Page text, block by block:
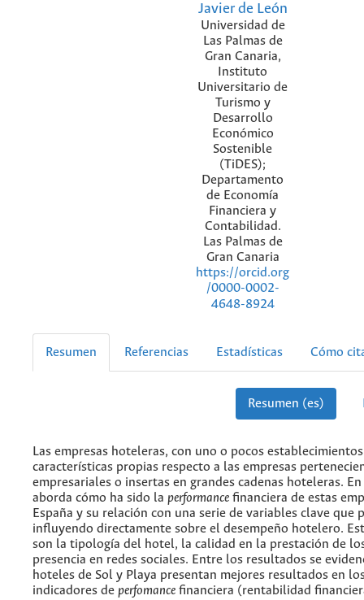
Javier de León
Universidad de
Las Palmas de
Gran Canaria,
Instituto
Universitario de
Turismo y
Desarrollo
Económico
Sostenible
(TiDES);
Departamento
de Economía
Financiera y
Contabilidad.
Las Palmas de
Gran Canaria
https://orcid.org
/0000-0002-
4648-8924
Resumen Referencias Estadísticas Cómo
Resumen (es)
Las empresas hoteleras, con uno o pocos
características propias respecto a las empresas
empresariales o insertas en grandes cadenas hoteleras.
aborda cómo ha sido la performance financiera de estas
España y su relación con una serie de variables clave que
influyendo directamente sobre el desempeño hotelero.
son la tipología del hotel, la calidad en la prestación de
presencia en redes sociales. Entre los resultados se
hoteles de Sol y Playa presentan mejores resultados en
indicadores de perfomance financiera (rentabilidad